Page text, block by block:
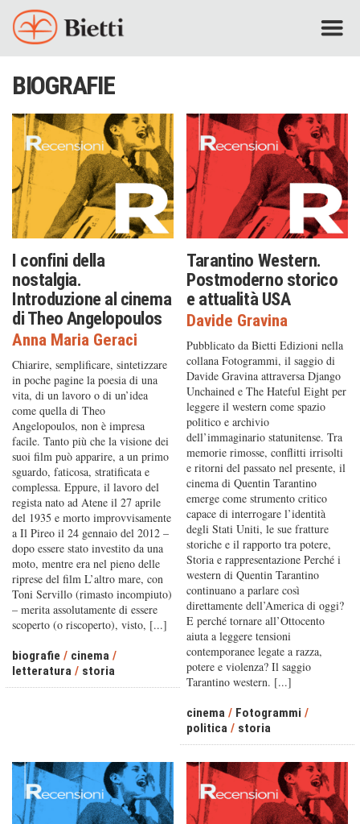
BIOGRAFIE
I confini della
nostalgia.
Introduzione al cinema
di Theo Angelopoulos
Anna Maria Geraci
Chiarire, semplificare, sintetizzare
in poche pagine la poesia di una
vita, di un lavoro o di un’idea
come quella di Theo
Angelopoulos, non è impresa
facile. Tanto più che la visione dei
suoi film può apparire, a un primo
sguardo, faticosa, stratificata e
complessa. Eppure, il lavoro del
regista nato ad Atene il 27 aprile
del 1935 e morto improvvisamente
a Il Pireo il 24 gennaio del 2012 –
dopo essere stato investito da una
moto, mentre era nel pieno delle
riprese del film L’altro mare, con
Toni Servillo (rimasto incompiuto)
– merita assolutamente di essere
scoperto (o riscoperto), visto, [...]
biografie / cinema /
letteratura / storia
Tarantino Western.
Postmoderno storico
e attualità USA
Davide Gravina
Pubblicato da Bietti Edizioni nella
collana Fotogrammi, il saggio di
Davide Gravina attraversa Django
Unchained e The Hateful Eight per
leggere il western come spazio
politico e archivio
dell’immaginario statunitense. Tra
memorie rimosse, conflitti irrisolti
e ritorni del passato nel presente, il
cinema di Quentin Tarantino
emerge come strumento critico
capace di interrogare l’identità
degli Stati Uniti, le sue fratture
storiche e il rapporto tra potere,
Storia e rappresentazione Perché i
western di Quentin Tarantino
continuano a parlare così
direttamente dell’America di oggi?
E perché tornare all’Ottocento
aiuta a leggere tensioni
contemporanee legate a razza,
potere e violenza? Il saggio
Tarantino western. [...]
cinema / Fotogrammi /
politica / storia